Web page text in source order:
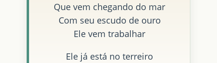
Que vem chegando do mar
Com seu escudo de ouro
Ele vem trabalhar
Ele já está no terreiro